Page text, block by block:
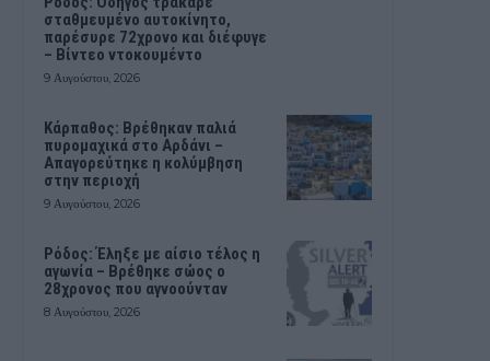
σταθμευμένο αυτοκίνητο,
παρέσυρε 72χρονο και διέφυγε
– Βίντεο ντοκουμέντο
9 Αυγούστου, 2026
Κάρπαθος: Βρέθηκαν παλιά
πυρομαχικά στο Αρδάνι –
Απαγορεύτηκε η κολύμβηση
στην περιοχή
9 Αυγούστου, 2026
Ρόδος: Έληξε με αίσιο τέλος η
αγωνία – Βρέθηκε σώος ο
28χρονος που αγνοούνταν
8 Αυγούστου, 2026